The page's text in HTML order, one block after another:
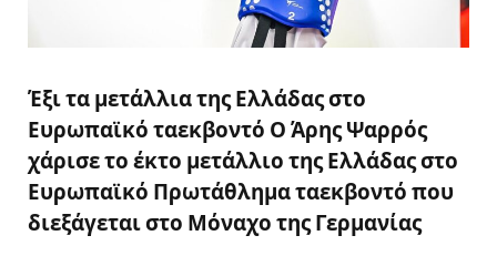
Έξι τα μετάλλια της Ελλάδας στο
Ευρωπαϊκό ταεκβοντό Ο Άρης Ψαρρός
χάρισε το έκτο μετάλλιο της Ελλάδας στο
Ευρωπαϊκό Πρωτάθλημα ταεκβοντό που
διεξάγεται στο Μόναχο της Γερμανίας